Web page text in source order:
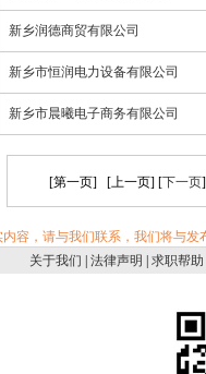
新乡润德商贸有限公司
新乡市恒润电力设备有限公司
新乡市晨曦电子商务有限公司
[第一页] [上一页] [下一页
容，请与我们联系，我们将与发
关于我们
法律声明 求职帮助